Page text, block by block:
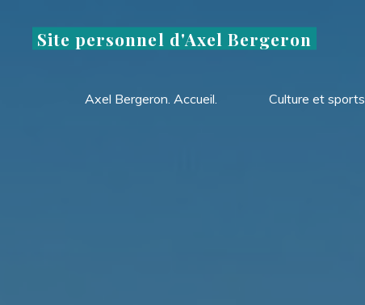
Site personnel d'Axel Bergeron
Axel Bergeron. Accueil. Culture et sports